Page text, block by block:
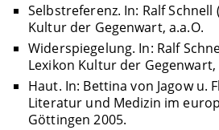
Selbstreferenz. In: Ralf Schnell
Kultur der Gegenwart, a.a.O.
Widerspiegelung. In: Ralf
Lexikon Kultur der Gegenwart,
Haut. In: Bettina von Jagow u.
Literatur und Medizin im
Göttingen 2005.